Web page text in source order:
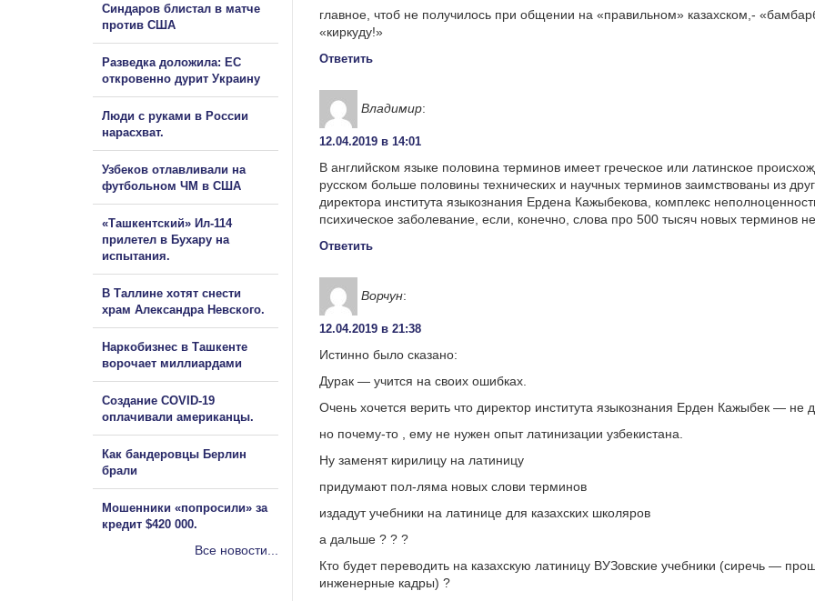
главное, чтоб не получилось при общении на «правильном» казахском,-
«киркуду!»
Ответить
Владимир:
12.04.2019 в 14:01
В английском языке половина терминов имеет греческое или латинское
русском больше половины технических и научных терминов заимствованы из
директора института языкознания Ердена Кажыбекова, комплекс
психическое заболевание, если, конечно, слова про 500 тысяч новых терминов не
Ответить
Ворчун:
12.04.2019 в 21:38
Истинно было сказано:
Дурак — учится на своих ошибках.
Очень хочется верить что директор института языкознания Ерден Кажыбек — не
но почему-то , ему не нужен опыт латинизации узбекистана.
Ну заменят кирилицу на латиницу
придумают пол-ляма новых слови терминов
издадут учебники на латинице для казахских школяров
а дальше ? ? ?
Кто будет переводить на казахскую латиницу ВУЗовские учебники (сиречь —
инженерные кадры) ?
Синдаров блистал в матче
против США
Разведка доложила: ЕС
откровенно дурит Украину
Люди с руками в России
нарасхват.
Узбеков отлавливали на
футбольном ЧМ в США
«Ташкентский» Ил-114
прилетел в Бухару на
испытания.
В Таллине хотят снести
храм Александра Невского.
Наркобизнес в Ташкенте
ворочает миллиардами
Создание COVID-19
оплачивали американцы.
Как бандеровцы Берлин
брали
Мошенники «попросили» за
кредит $420 000.
Все новости...